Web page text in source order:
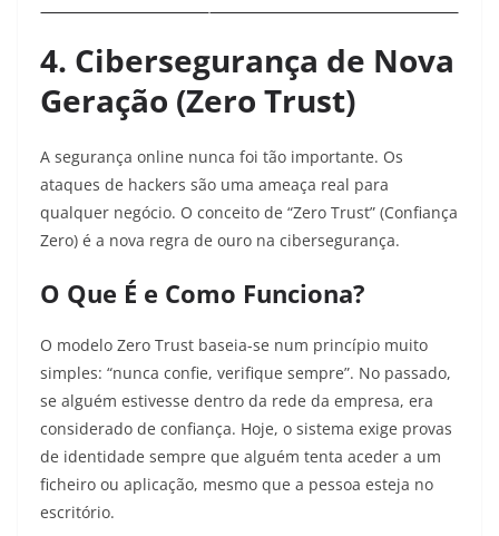
4. Cibersegurança de Nova
Geração (Zero Trust)
A segurança online nunca foi tão importante. Os
ataques de hackers são uma ameaça real para
qualquer negócio. O conceito de “Zero Trust” (Confiança
Zero) é a nova regra de ouro na cibersegurança.
O Que É e Como Funciona?
O modelo Zero Trust baseia-se num princípio muito
simples: “nunca confie, verifique sempre”. No passado,
se alguém estivesse dentro da rede da empresa, era
considerado de confiança. Hoje, o sistema exige provas
de identidade sempre que alguém tenta aceder a um
ficheiro ou aplicação, mesmo que a pessoa esteja no
escritório.